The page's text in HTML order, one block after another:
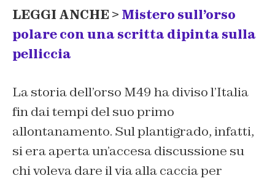
LEGGI ANCHE > Mistero sull’orso
polare con una scritta dipinta sulla
pelliccia
La storia dell’orso M49 ha diviso l’Italia
fin dai tempi del suo primo
allontanamento. Sul plantigrado, infatti,
si era aperta un’accesa discussione su
chi voleva dare il via alla caccia per